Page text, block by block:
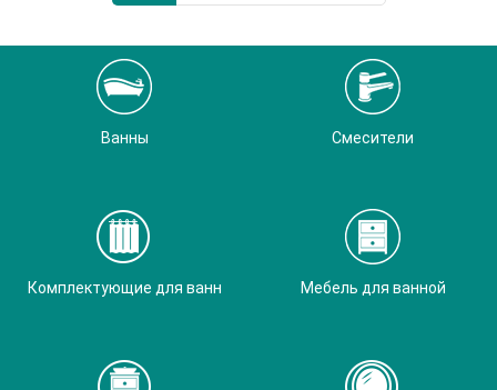
Ванны Смесители
Комплектующие для ванн Мебель для ванной